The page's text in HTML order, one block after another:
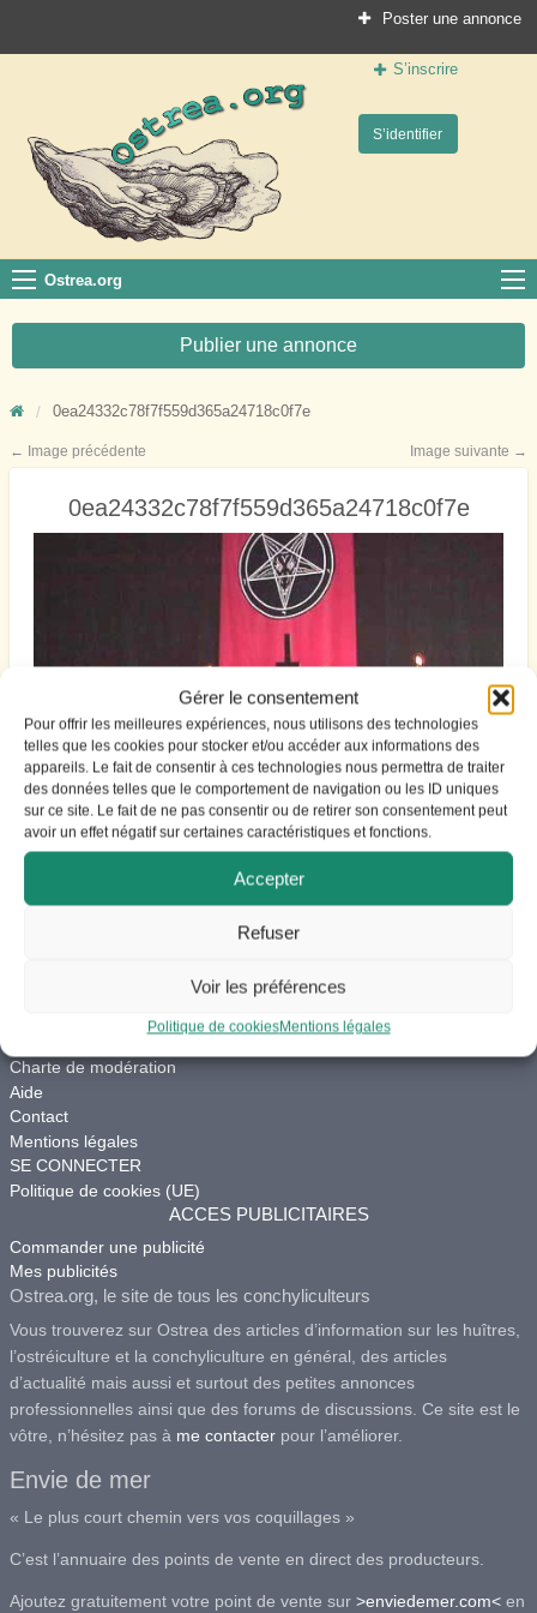
Gérer le consentement
Pour offrir les meilleures expériences, nous utilisons des technologies
telles que les cookies pour stocker et/ou accéder aux informations des
appareils. Le fait de consentir à ces technologies nous permettra de traiter
des données telles que le comportement de navigation ou les ID uniques
sur ce site. Le fait de ne pas consentir ou de retirer son consentement peut
avoir un effet négatif sur certaines caractéristiques et fonctions.
Accepter
Refuser
Voir les préférences
Politique de cookiesMentions légales
Poster une annonce
S’inscrire
S’identifier
Ostrea.org
Le site des professionnels de la conchyliculture
Ostrea.org
Publier une annonce
0ea24332c78f7f559d365a24718c0f7e
← Image précédente Image suivante →
0ea24332c78f7f559d365a24718c0f7e
Charte de modération
Aide
Contact
Mentions légales
SE CONNECTER
Politique de cookies (UE)
ACCES PUBLICITAIRES
Commander une publicité
Mes publicités
Ostrea.org, le site de tous les conchyliculteurs
Vous trouverez sur Ostrea des articles d’information sur les huîtres,
l’ostréiculture et la conchyliculture en général, des articles
d’actualité mais aussi et surtout des petites annonces
professionnelles ainsi que des forums de discussions. Ce site est le
vôtre, n’hésitez pas à me contacter pour l’améliorer.
Envie de mer
« Le plus court chemin vers vos coquillages »
C’est l’annuaire des points de vente en direct des producteurs.
Ajoutez gratuitement votre point de vente sur>enviedemer.com< en